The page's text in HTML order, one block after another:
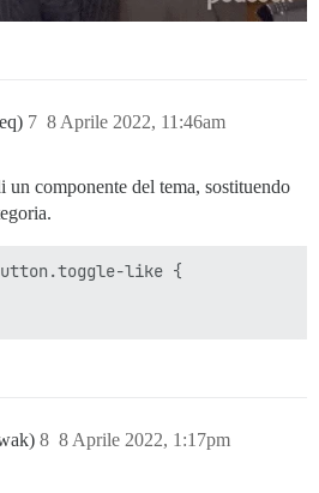
8 Aprile 2022, 11:46am
7
componente del tema, sostituendo
button.toggle-like {
8 Aprile 2022, 1:17pm
8